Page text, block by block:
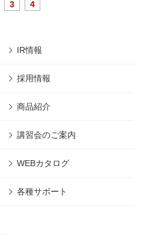
3 4
IR情報
採用情報
商品紹介
講習会のご案内
WEBカタログ
各種サポート